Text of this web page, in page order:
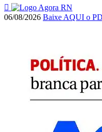
06/08/2026 Baixe AQUI o